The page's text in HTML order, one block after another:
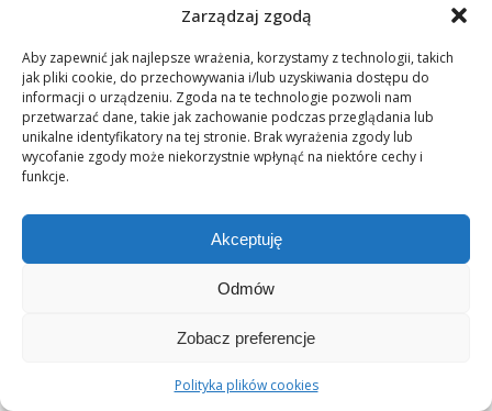
Zarządzaj zgodą
Aby zapewnić jak najlepsze wrażenia, korzystamy z technologii, takich
jak pliki cookie, do przechowywania i/lub uzyskiwania dostępu do
informacji o urządzeniu. Zgoda na te technologie pozwoli nam
przetwarzać dane, takie jak zachowanie podczas przeglądania lub
unikalne identyfikatory na tej stronie. Brak wyrażenia zgody lub
wycofanie zgody może niekorzystnie wpłynąć na niektóre cechy i
funkcje.
Akceptuję
Odmów
Zobacz preferencje
Polityka plików cookies
CYTAT TYGODNIA